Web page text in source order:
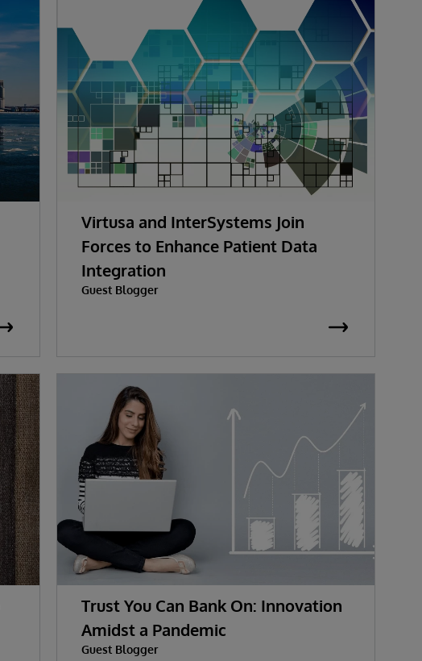
Virtusa and InterSystems Join
Forces to Enhance Patient Data
Integration
Guest Blogger
Trust You Can Bank On: Innovation
Amidst a Pandemic
Guest Blogger